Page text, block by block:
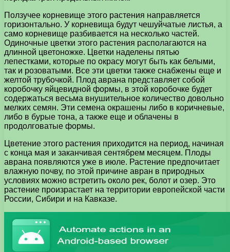
Ползучее корневище этого растения направляется
горизонтально. У корневища будут чешуйчатые листья, а
само корневище разбивается на несколько частей.
Одиночные цветки этого растения располагаются на
длинной цветоножке. Цветки наделены пятью
лепестками, которые по окрасу могут быть как белыми,
так и розоватыми. Все эти цветки также снабжены еще и
желтой трубочкой. Плод аврана представляет собой
коробочку яйцевидной формы, в этой коробочке будет
содержаться весьма внушительное количество довольно
мелких семян. Эти семена окрашены либо в коричневые,
либо в бурые тона, а также еще и облачены в
продолговатые формы.
Цветение этого растения приходится на период, начиная
с конца мая и заканчивая сентябрем месяцем. Плоды
аврана появляются уже в июле. Растение предпочитает
влажную почву, по этой причине авран в природных
условиях можно встретить около рек, болот и озер. Это
растение произрастает на территории европейской части
России, Сибири и на Кавказе.